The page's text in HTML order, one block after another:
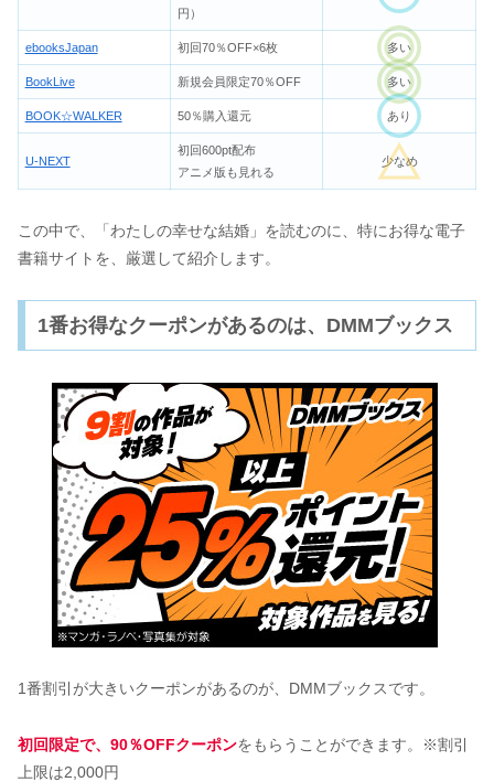
円）
ebooksJapan 初回70％OFF×6枚 多い
BookLive 新規会員限定70％OFF 多い
BOOK☆WALKER 50％購入還元 あり
U-NEXT
初回600pt配布
アニメ版も見れる
少なめ
この中で、「わたしの幸せな結婚」を読むのに、特にお得な電子
書籍サイトを、厳選して紹介します。
1番お得なクーポンがあるのは、DMMブックス
1番割引が大きいクーポンがあるのが、DMMブックスです。
初回限定で、90％OFFクーポンをもらうことができます。※割引
上限は2,000円